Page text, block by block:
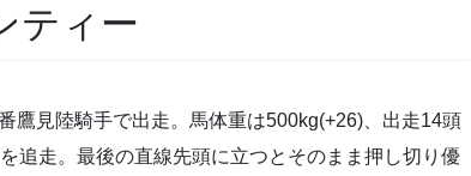
ティー
鷹見陸騎手で出走。馬体重は500kg(+26)、出走14頭
追走。最後の直線先頭に立つとそのまま押し切り優